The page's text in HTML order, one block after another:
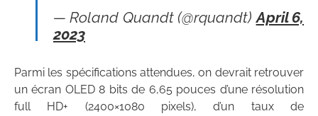
— Roland Quandt (@rquandt)April 6,
2023
Parmi les spécifications attendues, on devrait retrouver
un écran OLED 8 bits de 6,65 pouces d’une résolution
full HD+ (2400×1080 pixels), d’un taux de